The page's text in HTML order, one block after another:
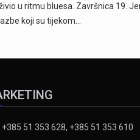
u ritmu bluesa. Završnica 19.
koji su tijekom…
+385 51 353 628, +385 51 353 610